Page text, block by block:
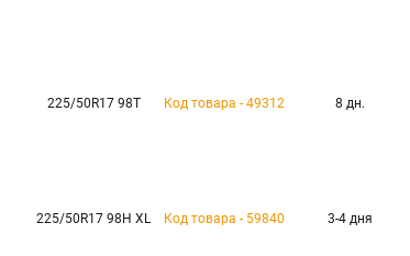
225/50R17 98T Код товара - 49312 8 дн.
225/50R17 98H XL Код товара - 59840 3-4 дня